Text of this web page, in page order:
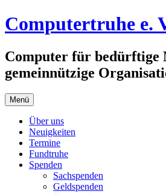
Zum
Inhalt
Computertruhe e.
Computer für bedürftige
gemeinnützige
Menü
Über uns
Neuigkeiten
Termine
Fundtruhe
Spenden
Sachspenden
Geldspenden